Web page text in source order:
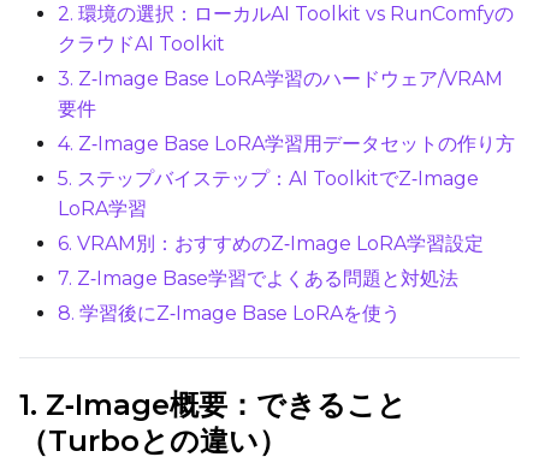
Optimizer
Learning Rate
Weighted
2. 環境の選択：ローカルAI Toolkit vs RunComfyの
クラウドAI Toolkit
3. Z‑Image Base LoRA学習のハードウェア/VRAM
要件
4. Z‑Image Base LoRA学習用データセットの作り方
5. ステップバイステップ：AI ToolkitでZ‑Image
LoRA学習
6. VRAM別：おすすめのZ‑Image LoRA学習設定
7. Z‑Image Base学習でよくある問題と対処法
8. 学習後にZ‑Image Base LoRAを使う
1. Z‑Image概要：できること
（Turboとの違い）